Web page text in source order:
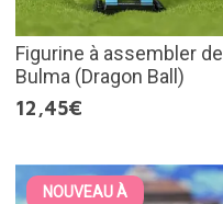
Figurine à assembler de
Bulma (Dragon Ball)
12,45€
NOUVEAU À